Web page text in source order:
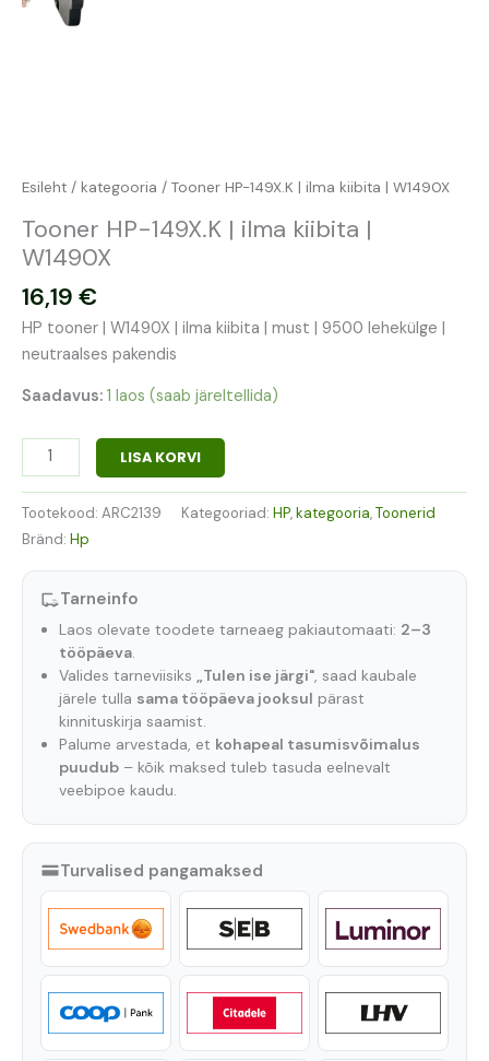
Esileht / kategooria / Tooner HP-149X.K | ilma kiibita | W1490X
Tooner HP-149X.K | ilma kiibita |
W1490X
16,19 €
HP tooner | W1490X | ilma kiibita | must | 9500 lehekülge |
neutraalses pakendis
Saadavus: 1 laos (saab järeltellida)
LISA KORVI
Tootekood: ARC2139 Kategooriad: HP,kategooria,Toonerid
Bränd: Hp
Tarneinfo
Laos olevate toodete tarneaeg pakiautomaati: 2–3
tööpäeva.
Valides tarneviisiks „Tulen ise järgi", saad kaubale
järele tulla sama tööpäeva jooksul pärast
kinnituskirja saamist.
Palume arvestada, et kohapeal tasumisvõimalus
puudub– kõik maksed tuleb tasuda eelnevalt
veebipoe kaudu.
Turvalised pangamaksed